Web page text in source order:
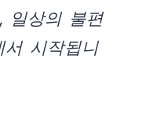
일상의 불편
서 시작됩니